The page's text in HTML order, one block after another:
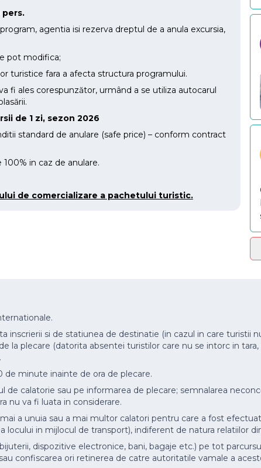
pers.
agentia isi rezerva dreptul de a anula excursia,
pot modifica;
turistice fara a afecta structura programului.
fi ales corespunzător, urmând a se utiliza autocarul
de 1 zi, sezon 2026
standard de anulare (safe price) – conform contract
in caz de anulare.
de comercializare a pachetului turistic.
inscrierii si de statiunea de destinatie (in cazul in care turistii
la plecare (datorita absentei turistilor care nu se intorc in
de minute inainte de ora de plecare.
de calatorie sau pe informarea de plecare; semnalarea
nu va fi luata in considerare.
a unuia sau a mai multor calatori pentru care a fost
locului in mijlocul de transport), indiferent de natura relatiilor
dispozitive electronice, bani, bagaje etc.) pe tot
confiscarea ori retinerea de catre autoritatile vamale a